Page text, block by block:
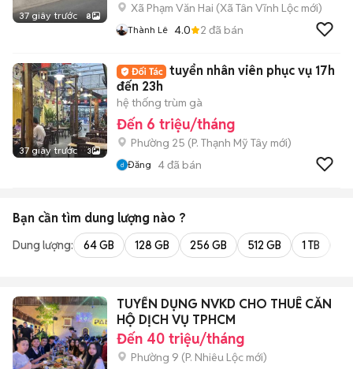
37 giây trước 8
Xã Phạm Văn Hai (Xã Tân Vĩnh Lộc mới)
Thành Lê 4.0 2 đã bán
37 giây trước 3
tuyển nhân viên phục vụ 17h
đến 23h
hệ thống trùm gà
Đến 6 triệu/tháng
Phường 25 (P. Thạnh Mỹ Tây mới)
Đăng 4đã bán
Bạn cần tìm dung lượng nào ?
Dung lượng: 64 GB 128 GB 256 GB 512 GB 1 TB
TUYỂN DỤNG NVKD CHO THUÊ CĂN
HỘ DỊCH VỤ TPHCM
Đến 40 triệu/tháng
Phường 9 (P. Nhiêu Lộc mới)